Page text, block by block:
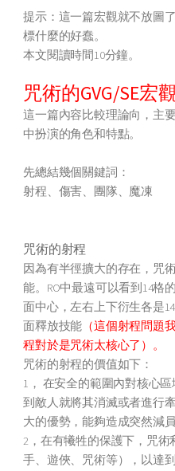
提示：這一篇宏觀就不放圖
標什麼的好蠢。
本文閱讀時間10分鐘。
咒術的GVG/SE宏
這一篇內容比較理論向，主
中扮演的角色和特點。
先總結幾個關鍵詞：
射程、傷害、團隊、魔凍
咒術的射程
因為有半徑擴大的存在，咒
能。RO中最遠可以看到14格
面中心，左右上下衍生各是
面釋放技能 （這個射程問題
程對於是咒術太核心了）。
咒術的射程的價值如下：
1， 在安全的範圍內對核心
到敵人就將其消滅或者進行
大的優勢，能夠造成突然減
2，在有犧牲的保護下，咒
手、遊俠、咒術等），以達